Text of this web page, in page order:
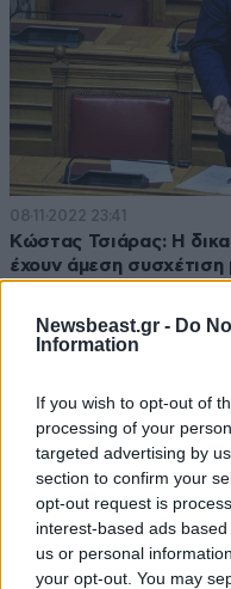
Newsbeast.gr - Do
Information
If you wish to opt-out of
processing of your
targeted advertising by
section to confirm your
opt-out request is
interest-based ads
us or personal
your opt-out. You may
08·11·2022 23:41
Κώστας Τσιάρας: Η
έχουν άμεση συσχέτιση